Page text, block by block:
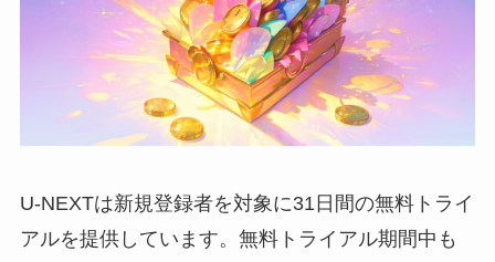
U-NEXTは新規登録者を対象に31日間の無料トライ
アルを提供しています。無料トライアル期間中も